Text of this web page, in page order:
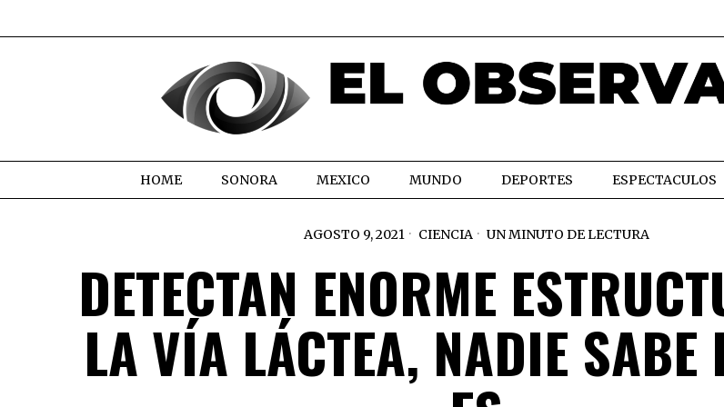
HOME SONORA MEXICO MUNDO DEPORTES ESPECTACULOS
AGOSTO 9, 2021 CIENCIA UN MINUTO DE LECTURA
DETECTAN ENORME
LA VÍA LÁCTEA, NADIE SABE